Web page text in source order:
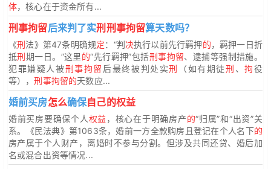
体，核心在于资金所有...
刑事拘留后来判了实刑刑事拘留算天数吗？
《刑法》第47条明确规定：“判决执行以前先行羁押的，羁押一日折
抵刑期一日。”这里的“先行羁押”包括刑事拘留、逮捕等强制措施。
犯罪嫌疑人被刑事拘留 后最终被判处实刑 （如有期徒刑 、拘役
等），刑事拘留的天数应...
婚前买房怎么确保自己的权益
婚前买房要确保个人权益 ，核心在于明确房产的“归属”和“出资”关
系。《民法典》第1063条，婚前一方全款购房且登记在个人名下的
房产属于个人财产，离婚时不参与分割。但涉及共同还贷、婚后加
名或混合出资等情况...